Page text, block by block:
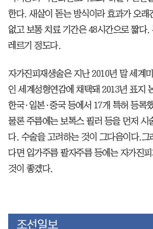
한다. 새살이 돋는 방식이라 효과가 오래
없고 보통 치료 기간은 48시간으로 짧다.
레르기 정도다.
자가진피재생술은 지난 2010년 말 세계
인 세계성형연감에 채택돼 2013년 표지
한국·일본·중국 등에서 17개 특허 등록
물론 주름에는 보톡스 필러 등을 먼저 시
다. 수술을 고려하는 것이 그다음이다.그
다면 입가주름 팔자주름 등에는 자가진
것이 좋겠다.